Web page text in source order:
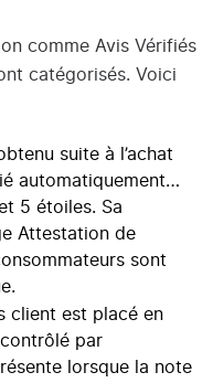
comme Avis Vérifiés
catégorisés. Voici
suite à l’achat
automatiquement…
5 étoiles. Sa
Attestation de
sont
client est placé en
par
lorsque la note